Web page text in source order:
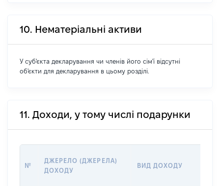
10. Нематеріальні активи
У суб'єкта декларування чи членів його сім'ї відсутні
об'єкти для декларування в цьому розділі.
11. Доходи, у тому числі подарунки
№
ДЖЕРЕЛО (ДЖЕРЕЛА)
ДОХОДУ
ВИД ДОХОДУ